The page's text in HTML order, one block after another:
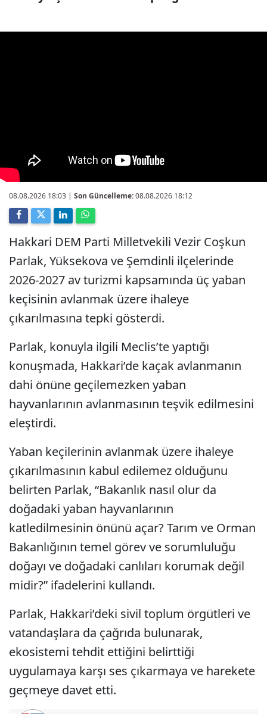
08.08.2026 18:03 | Son Güncelleme:08.08.2026 18:12
Hakkari DEM Parti Milletvekili Vezir Coşkun
Parlak, Yüksekova ve Şemdinli ilçelerinde
2026-2027 av turizmi kapsamında üç yaban
keçisinin avlanmak üzere ihaleye
çıkarılmasına tepki gösterdi.
Parlak, konuyla ilgili Meclis’te yaptığı
konuşmada, Hakkari’de kaçak avlanmanın
dahi önüne geçilemezken yaban
hayvanlarının avlanmasının teşvik edilmesini
eleştirdi.
Yaban keçilerinin avlanmak üzere ihaleye
çıkarılmasının kabul edilemez olduğunu
belirten Parlak, “Bakanlık nasıl olur da
doğadaki yaban hayvanlarının
katledilmesinin önünü açar? Tarım ve Orman
Bakanlığının temel görev ve sorumluluğu
doğayı ve doğadaki canlıları korumak değil
midir?” ifadelerini kullandı.
Parlak, Hakkari’deki sivil toplum örgütleri ve
vatandaşlara da çağrıda bulunarak,
ekosistemi tehdit ettiğini belirttiği
uygulamaya karşı ses çıkarmaya ve harekete
geçmeye davet etti.